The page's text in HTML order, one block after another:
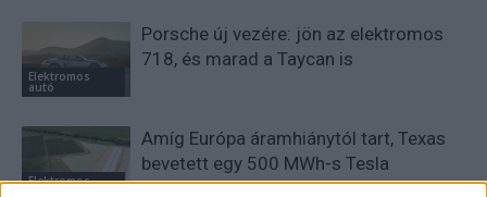
Elektromos
autó
Porsche új vezére: jön az elektromos
718, és marad a Taycan is
Elektromos
Amíg Európa áramhiánytól tart, Texas
bevetett egy 500 MWh-s Tesla
energiatárolót